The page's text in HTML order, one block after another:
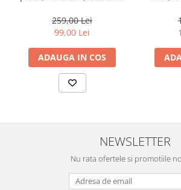
259,00 Lei
99,00 Lei
ADAUGA IN COS
NEWSLETTER
Nu rata ofertele si promotiile